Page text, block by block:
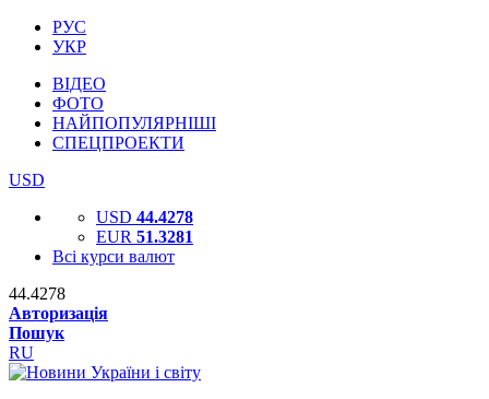
РУС
УКР
ВІДЕО
ФОТО
НАЙПОПУЛЯРНІШІ
СПЕЦПРОЕКТИ
USD
USD 44.4278
EUR 51.3281
Всі курси валют
44.4278
Авторизація
Пошук
RU